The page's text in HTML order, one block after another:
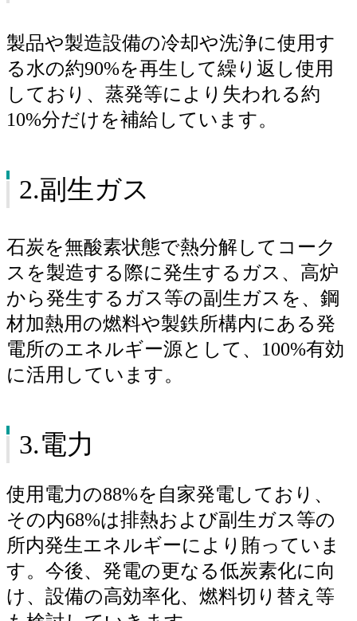
製品や製造設備の冷却や洗浄に使用す
る水の約90%を再生して繰り返し使用
しており、蒸発等により失われる約
10%分だけを補給しています。
2.副生ガス
石炭を無酸素状態で熱分解してコーク
スを製造する際に発生するガス、高炉
から発生するガス等の副生ガスを、鋼
材加熱用の燃料や製鉄所構内にある発
電所のエネルギー源として、100%有効
に活用しています。
3.電力
使用電力の88%を自家発電しており、
その内68%は排熱および副生ガス等の
所内発生エネルギーにより賄っていま
す。今後、発電の更なる低炭素化に向
け、設備の高効率化、燃料切り替え等